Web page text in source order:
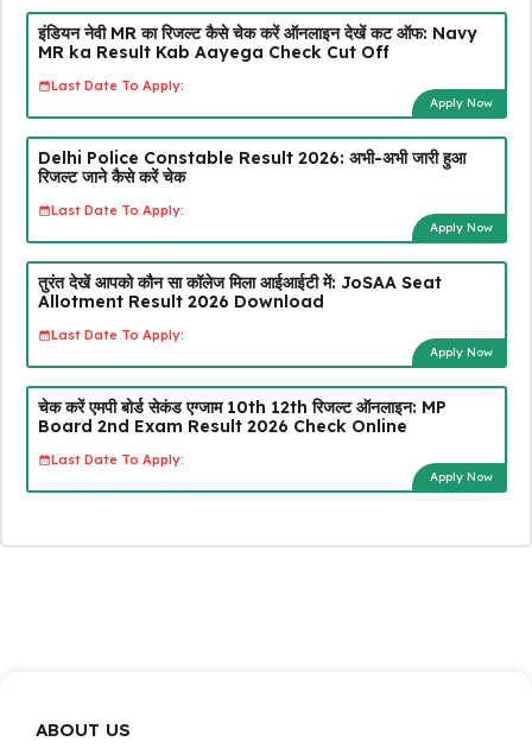
इंडियन नेवी MR का रिजल्ट कैसे चेक करें ऑनलाइन देखें कट ऑफ: Navy
MR ka Result Kab Aayega Check Cut Off
Last Date To Apply:
Apply Now
Delhi Police Constable Result 2026: अभी-अभी जारी हुआ
रिजल्ट जाने कैसे करें चेक
Last Date To Apply:
Apply Now
तुरंत देखें आपको कौन सा कॉलेज मिला आईआईटी में: JoSAA Seat
Allotment Result 2026 Download
Last Date To Apply:
Apply Now
चेक करें एमपी बोर्ड सेकंड एग्जाम 10th 12th रिजल्ट ऑनलाइन: MP
Board 2nd Exam Result 2026 Check Online
Last Date To Apply:
Apply Now
ABOUT US